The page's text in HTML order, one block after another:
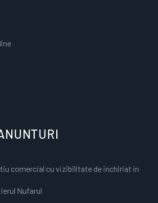
comercial cu vizibilitate de inchiriat in
Nufarul